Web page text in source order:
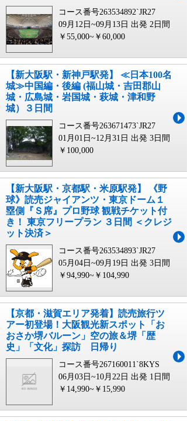
コース番号263534892`JR27
09月12日~09月13日 出発 2日間
￥55,000~￥60,000
【新大阪駅・新神戸駅発】 ≪日本100名
城≫中国編・後編 (福山城・吉田郡山
城・広島城・岩国城・萩城・津和野
城）３日間
コース番号263671473`JR27
01月01日~12月31日 出発 3日間
￥100,000
【新大阪駅・京都駅・米原駅発】 《野
球》読売ジャイアンツ・東京ドーム１
塁側『Ｓ席』プロ野球 観戦チケット付
き！ 東京フリープラン ３日間 ＜クレジ
ット決済＞
コース番号263534893`JR27
05月04日~09月19日 出発 3日間
￥94,990~￥104,990
【京都・滋賀エリア発着】読売旅行ツ
アー初登場！大阪観光新スポット「お
おさか堺バルーン」空の旅＆堺「歴
史」「文化」探訪 日帰り
コース番号267160011`8KYS
06月03日~10月22日 出発 1日間
￥14,990~￥15,990